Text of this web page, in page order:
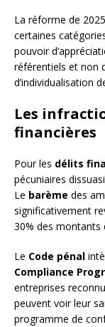
La réforme de
certaines
pouvoir
référentiels et non
d’individualisation
Les
financières
Pour les délits
pécuniaires
Le barème des
significativement
30% des montants
Le Code pénal
Compliance
entreprises
peuvent voir leur
programme de